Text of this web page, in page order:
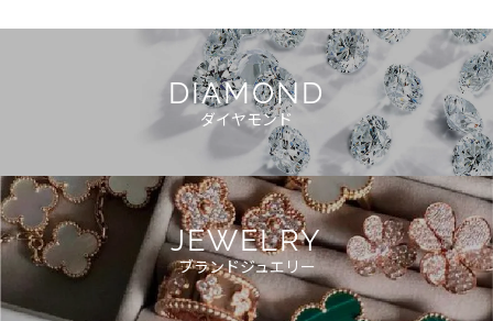
DIAMOND
ダイヤモンド
JEWELRY
ブランドジュエリー